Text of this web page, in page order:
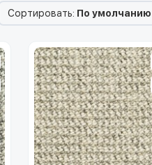
Сортировать: По умолчанию